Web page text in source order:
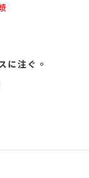
に注ぐ。